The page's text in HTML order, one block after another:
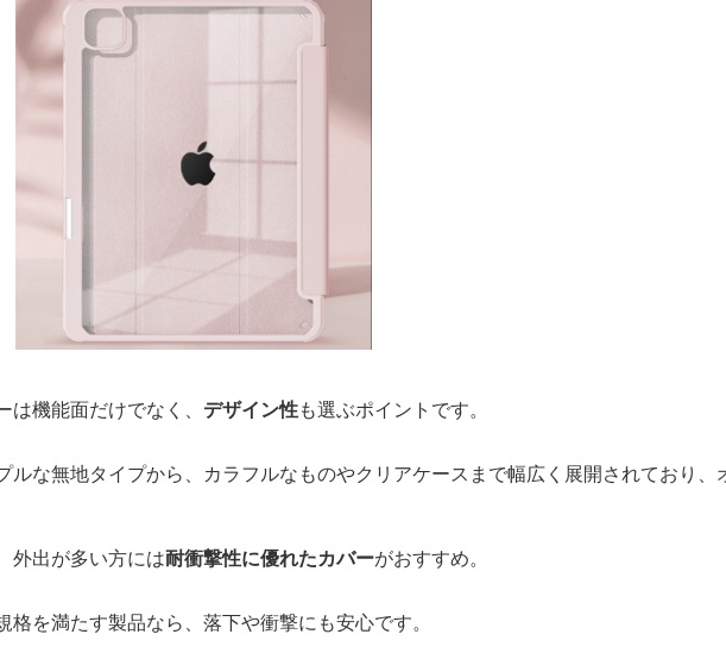
は機能面だけでなく、 デザイン性も選ぶポイントです。
ルな無地タイプから、カラフルなものやクリアケースまで幅広く展開されており
外出が多い方には耐衝撃性に優れたカバーがおすすめ。
格を満たす製品なら、落下や衝撃にも安心です。